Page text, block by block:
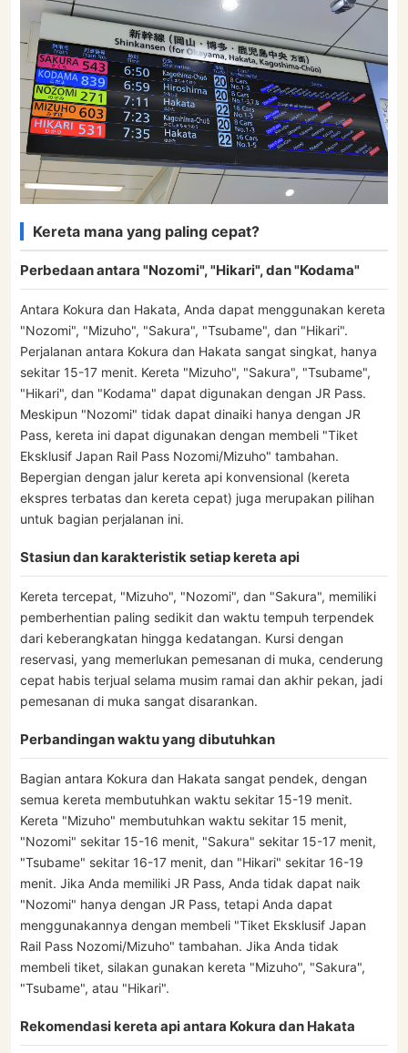
Kereta mana yang paling cepat?
Perbedaan antara "Nozomi", "Hikari", dan "Kodama"
Antara Kokura dan Hakata, Anda dapat menggunakan kereta
"Nozomi", "Mizuho", "Sakura", "Tsubame", dan "Hikari".
Perjalanan antara Kokura dan Hakata sangat singkat, hanya
sekitar 15-17 menit. Kereta "Mizuho", "Sakura", "Tsubame",
"Hikari", dan "Kodama" dapat digunakan dengan JR Pass.
Meskipun "Nozomi" tidak dapat dinaiki hanya dengan JR
Pass, kereta ini dapat digunakan dengan membeli "Tiket
Eksklusif Japan Rail Pass Nozomi/Mizuho" tambahan.
Bepergian dengan jalur kereta api konvensional (kereta
ekspres terbatas dan kereta cepat) juga merupakan pilihan
untuk bagian perjalanan ini.
Stasiun dan karakteristik setiap kereta api
Kereta tercepat, "Mizuho", "Nozomi", dan "Sakura", memiliki
pemberhentian paling sedikit dan waktu tempuh terpendek
dari keberangkatan hingga kedatangan. Kursi dengan
reservasi, yang memerlukan pemesanan di muka, cenderung
cepat habis terjual selama musim ramai dan akhir pekan, jadi
pemesanan di muka sangat disarankan.
Perbandingan waktu yang dibutuhkan
Bagian antara Kokura dan Hakata sangat pendek, dengan
semua kereta membutuhkan waktu sekitar 15-19 menit.
Kereta "Mizuho" membutuhkan waktu sekitar 15 menit,
"Nozomi" sekitar 15-16 menit, "Sakura" sekitar 15-17 menit,
"Tsubame" sekitar 16-17 menit, dan "Hikari" sekitar 16-19
menit. Jika Anda memiliki JR Pass, Anda tidak dapat naik
"Nozomi" hanya dengan JR Pass, tetapi Anda dapat
menggunakannya dengan membeli "Tiket Eksklusif Japan
Rail Pass Nozomi/Mizuho" tambahan. Jika Anda tidak
membeli tiket, silakan gunakan kereta "Mizuho", "Sakura",
"Tsubame", atau "Hikari".
Rekomendasi kereta api antara Kokura dan Hakata